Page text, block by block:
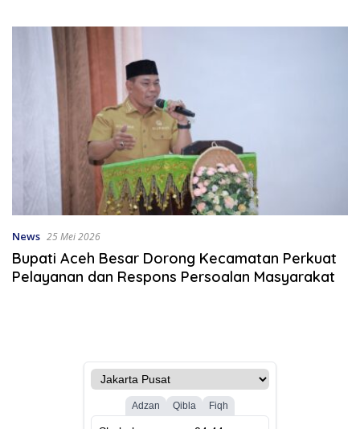
News 25 Mei 2026
Bupati Aceh Besar Dorong Kecamatan Perkuat
Pelayanan dan Respons Persoalan Masyarakat